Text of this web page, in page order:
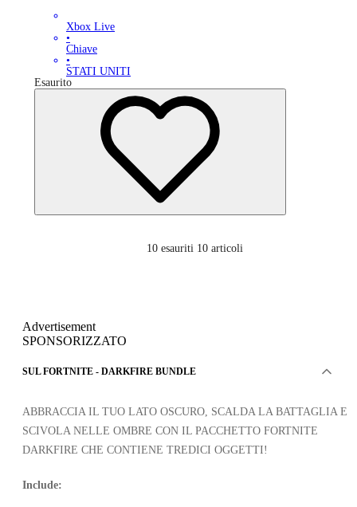
Xbox Live
•
Chiave
•
STATI UNITI
Esaurito
10 esauriti 10 articoli
Advertisement
SPONSORIZZATO
SUL FORTNITE - DARKFIRE BUNDLE
ABBRACCIA IL TUO LATO OSCURO, SCALDA LA BATTAGLIA E
SCIVOLA NELLE OMBRE CON IL PACCHETTO FORTNITE
DARKFIRE CHE CONTIENE TREDICI OGGETTI!
Include: